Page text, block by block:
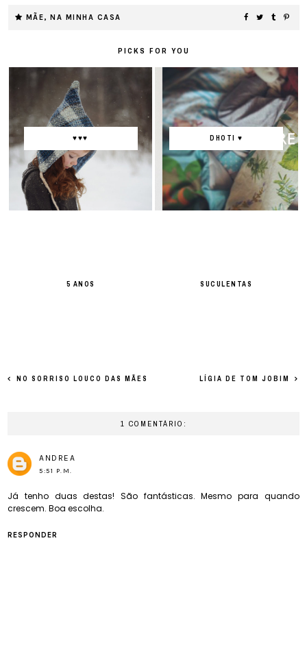
MÃE, NA MINHA CASA
PICKS FOR YOU
♥♥♥ DHOTI ♥
5 ANOS SUCULENTAS
NO SORRISO LOUCO DAS MÃES LÍGIA DE TOM JOBIM
1 COMENTÁRIO:
ANDREA
5:51 P.M.
Já tenho duas destas! São fantásticas. Mesmo para quando
crescem. Boa escolha.
RESPONDER